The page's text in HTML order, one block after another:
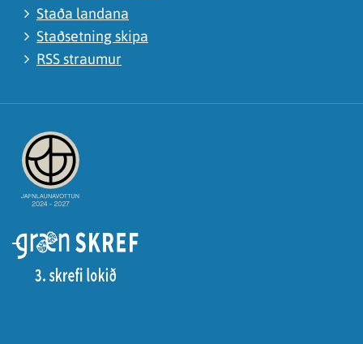
Staða landana
Staðsetning skipa
RSS straumur